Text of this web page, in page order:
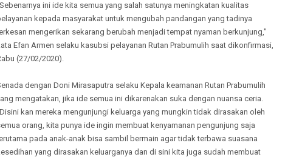
ini ide kita semua yang salah satunya meningkatan kualitas
kepada masyarakat untuk mengubah pandangan yang tadinya
mengerikan sekarang berubah menjadi tempat nyaman berkunjung,"
Efan Armen selaku kasubsi pelayanan Rutan Prabumulih saat dikonfirmasi,
(27/02/2020).
dengan Doni Mirasaputra selaku Kepala keamanan Rutan Prabumulih
mengatakan, jika ide semua ini dikarenakan suka dengan nuansa ceria.
kan mereka mengunjungi keluarga yang mungkin tidak dirasakan oleh
orang, kita punya ide ingin membuat kenyamanan pengunjung saja
pada anak-anak bisa sambil bermain agar tidak terbawa suasana
yang dirasakan keluarganya dan di sini kita juga sudah membuat